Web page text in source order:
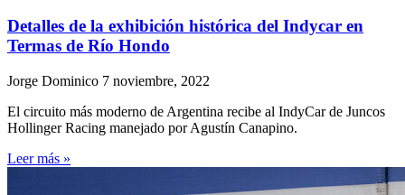
Detalles de la exhibición histórica del Indycar en
Termas de Río Hondo
Jorge Dominico 7 noviembre, 2022
El circuito más moderno de Argentina recibe al IndyCar de Juncos
Hollinger Racing manejado por Agustín Canapino.
Leer más »